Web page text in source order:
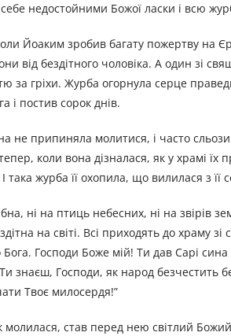
недостойними Божої ласки і всю
Йоаким зробив багату пожертву на
від бездітного чоловіка. А один зі
за гріхи. Журба огорнула серце
і постив сорок днів.
не припиняла молитися, і часто
коли вона дізналася, як у храмі
така журба її охопила, що вилилася з
ні на птиць небесних, ні на звірів
на світі. Всі приходять до храму
Бога. Господи Боже мій! Ти дав Сарі
знаєш, Господи, як народ безчестить
Твоє милосердя!”
молилася, став перед нею світлий